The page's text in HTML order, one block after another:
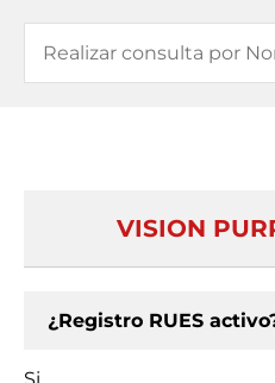
VISION
¿Registro RUES